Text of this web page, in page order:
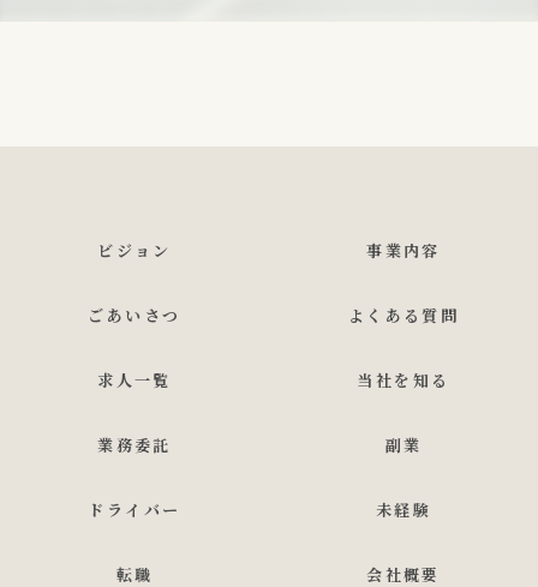
ビジョン 事業内容
ごあいさつ よくある質問
求人一覧 当社を知る
業務委託 副業
ドライバー 未経験
転職 会社概要